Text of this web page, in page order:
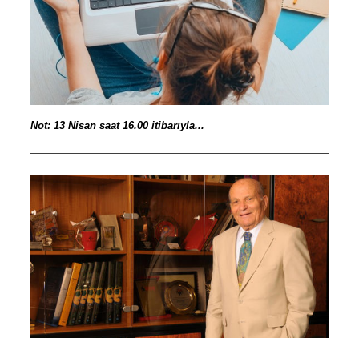
Not: 13 Nisan saat 16.00 itibarıyla...